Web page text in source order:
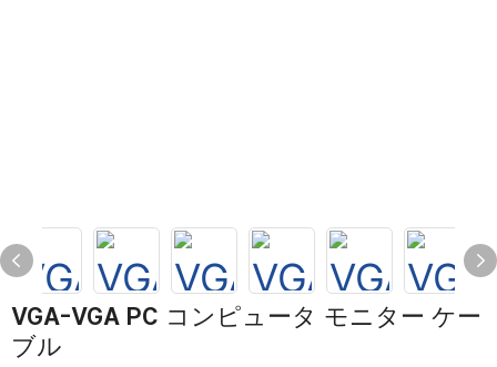
VGA-VGA PC コンピュータ モニター ケー
ブル